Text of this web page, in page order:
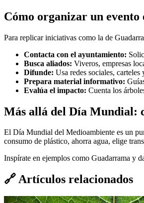
Cómo organizar un evento
Para replicar iniciativas como la de
Contacta con el ayuntamiento:
Busca aliados: Viveros, empresas
Difunde: Usa redes sociales,
Prepara material informativo:
Evalúa el impacto: Cuenta los
Más allá del Día Mundial:
El Día Mundial del Medioambiente es un
consumo de plástico, ahorra agua, elige
Inspírate en ejemplos como Guadarrama y
🔗Artículos relacionados